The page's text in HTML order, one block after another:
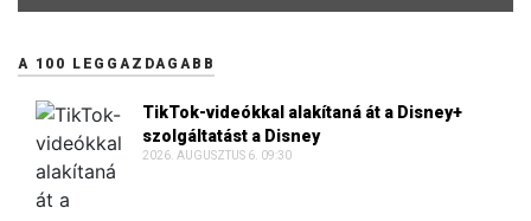
A 100 LEGGAZDAGABB
TikTok-videókkal alakítaná át a Disney+
szolgáltatást a Disney
2026. AUGUSZTUS 6. 09:30